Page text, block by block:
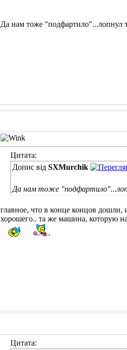
Да нам тоже "подфартило"...лопнул
Цитата:
Допис від SXMurchik
Да нам тоже
главное, что в конце концов дошли,
хорошего.. та же машина, которую
Цитата: